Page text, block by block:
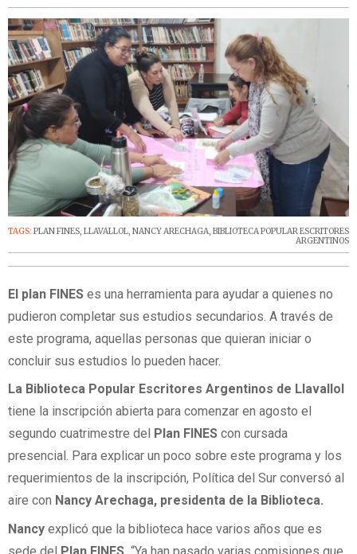
TAGS: PLAN FINES, LLAVALLOL, NANCY ARECHAGA, BIBLIOTECA POPULAR ESCRITORES
ARGENTINOS
El plan FINES es una herramienta para ayudar a quienes no
pudieron completar sus estudios secundarios. A través de
este programa, aquellas personas que quieran iniciar o
concluir sus estudios lo pueden hacer.
La Biblioteca Popular Escritores Argentinos de Llavallol
tiene la inscripción abierta para comenzar en agosto el
segundo cuatrimestre del
Plan FINES con cursada
presencial. Para explicar un poco sobre este programa y los
requerimientos de la inscripción, Política del Sur conversó al
aire con Nancy Arechaga, presidenta de la Biblioteca.
Nancy explicó que la biblioteca hace varios años que es